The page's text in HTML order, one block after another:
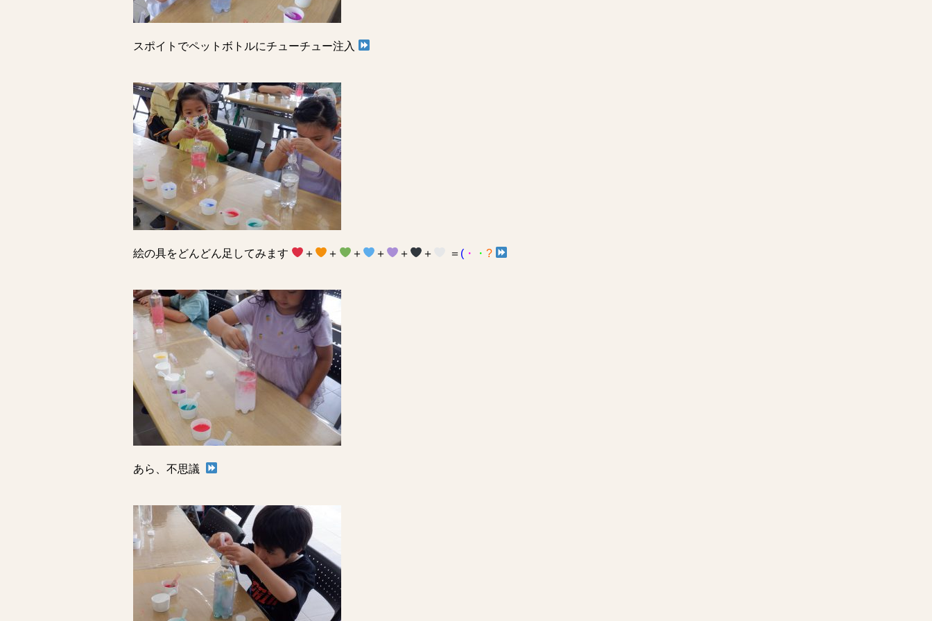
スポイトでペットボトルにチューチュー注入
絵の具をどんどん足してみます ＋ ＋ ＋ ＋ ＋ ＋ ＝ (・ ・ ?
あら、不思議